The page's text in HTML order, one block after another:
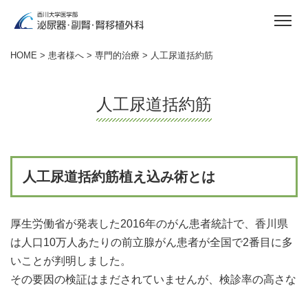
HOME > 患者様へ > 専門的治療 > 人工尿道括約筋
人工尿道括約筋
人工尿道括約筋植え込み術とは
厚生労働省が発表した2016年のがん患者統計で、香川県
は人口10万人あたりの前立腺がん患者が全国で2番目に多
いことが判明しました。
その要因の検証はまだされていませんが、検診率の高さな